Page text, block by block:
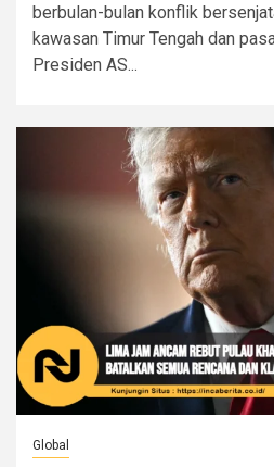
berbulan-bulan konflik
kawasan Timur Tengah dan
Presiden AS...
Global